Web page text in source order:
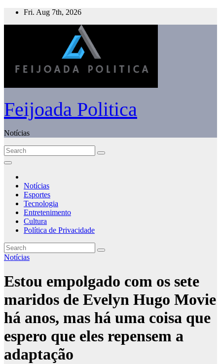
Skip
Fri. Aug 7th, 2026
Feijoada Politica
Notícias
Notícias
Esportes
Tecnologia
Entretenimento
Cultura
Política de Privacidade
Notícias
Estou empolgado com os sete
maridos de Evelyn Hugo Movie
há anos, mas há uma coisa que
espero que eles repensem a
adaptação